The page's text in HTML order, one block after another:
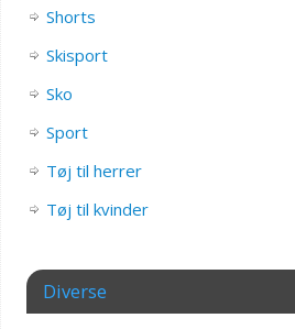
Shorts
Skisport
Sko
Sport
Tøj til herrer
Tøj til kvinder
Diverse